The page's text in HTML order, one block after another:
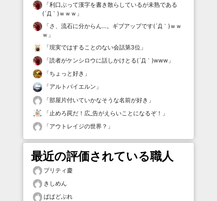
「利口ぶって漢字を書き散らしているが未熟である
(´Д｀)ｗｗｗ 」
「さ、流石に分からん…。ギブアップです(´Д｀)ｗｗ
ｗ 」
「現実ではすることのない会話第3位 」
「読者がケンシロウに話しかけとる(´Д｀)www 」
「ちょっと好き 」
「アルトバイエルン 」
「部屋片付いていかなそうな名前が好き 」
「 止めろ罠だ！広_告がえらいことになるぞ！ 」
「アウトレイジの世界？ 」
最近の評価されている職人
プリティ慶
きしめん
ぱぱどぶれ